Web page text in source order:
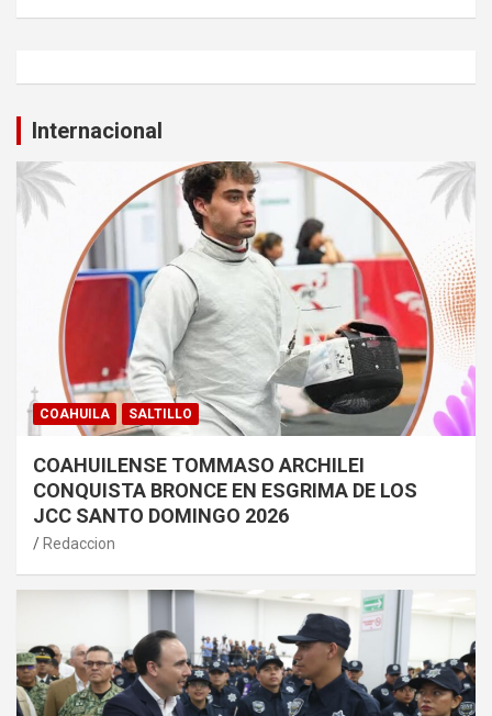
Internacional
COAHUILA SALTILLO
COAHUILENSE TOMMASO ARCHILEI
CONQUISTA BRONCE EN ESGRIMA DE LOS
JCC SANTO DOMINGO 2026
Redaccion